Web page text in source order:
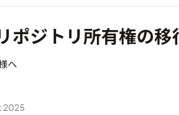
ポジトリ所有権の移
へ
2025